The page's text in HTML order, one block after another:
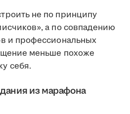
не по принципу
а по совпадению
и профессиональных
меньше похоже
себя.
из марафона